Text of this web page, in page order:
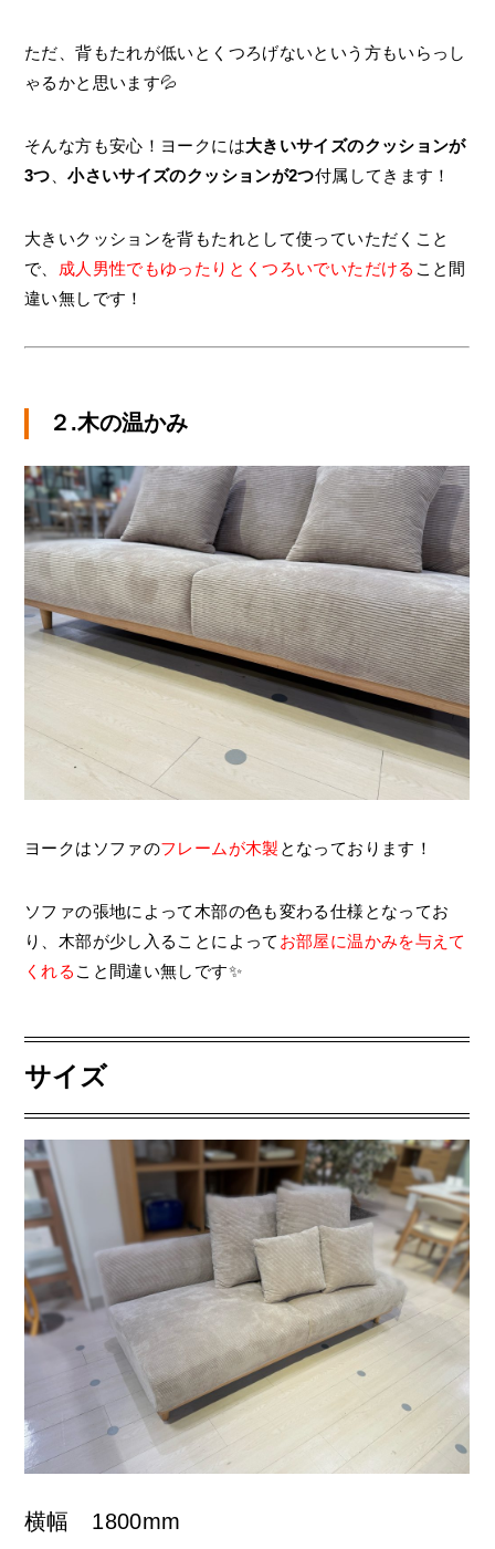
ただ、背もたれが低いとくつろげないという方もいらっし
ゃるかと思います💦
そんな方も安心！ヨークには大きいサイズのクッションが
3つ 、小さいサイズのクッションが2つ付属してきます！
大きいクッションを背もたれとして使っていただくこと
で、 成人男性でもゆったりとくつろいでいただける こと間
違い無しです！
２.木の温かみ
ヨークはソファのフレームが木製 となっております！
ソファの張地によって木部の色も変わる仕様となってお
り、木部が少し入ることによって お部屋に温かみを与えて
くれる こと間違い無しです✨
サイズ
横幅 1800mm